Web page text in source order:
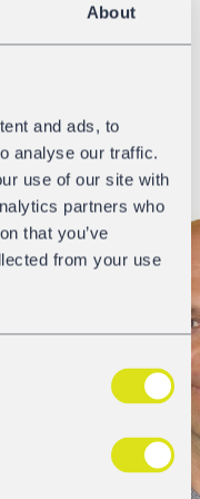
About
and ads, to
analyse our traffic.
use of our site with
partners who
that you’ve
from your use
sans
en interne?
de vous